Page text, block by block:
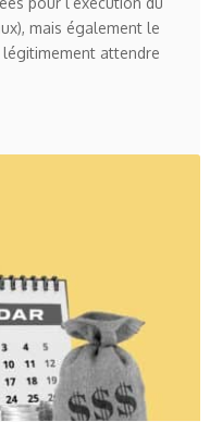
mais également le
légitimement attendre